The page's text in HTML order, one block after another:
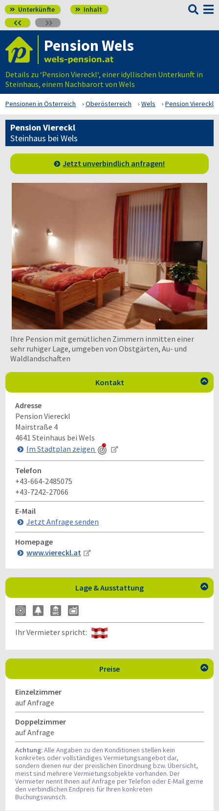
 Unterkünfte  Inhalt
 

Pension Wels
Details zu ‘Pension Viereckl‘, einer idyllischen Unterkunft in
Steinhaus, einem Nachbarort von Wels
Pensionen in Österreich Oberösterreich Wels Pension Viereckl
Pension Viereckl
Steinhaus bei Wels
Jetzt unverbindlich anfragen!
Ihre Pension mit gemütlichen Zimmern inmitten einer
sehr ruhiger Lage, umgeben von Obstgärten, Au- und
Waldlandschaften
Kontakt 
Adresse
Pension Viereckl
Mairstraße 4
4641 Steinhaus bei Wels
Im Stadtplan zeigen
Telefon
+43-664-2485075
+43-7242-27066
E-Mail
Jetzt Anfrage senden
Homepage
www.viereckl.at
Lage & Ausstattung 
Ihr Vermieter spricht:
Preise 
Einzelzimmer
auf Anfrage
Doppelzimmer
auf Anfrage
Achtung: Alle Angaben zu den Konditionen stellen kein
konkretes oder vollständiges Vermietungsangebot dar,
sondern dienen nur der preislichen Einordnung bzw. Übersicht,
meist sind mehrere Vermietungsobjekte vorhanden. Der
Vermieter nennt Ihnen auf Anfrage per Telefon oder E-Mail gerne
den verbindlichen Endpreis für Ihren konkreten
Buchungswunsch.